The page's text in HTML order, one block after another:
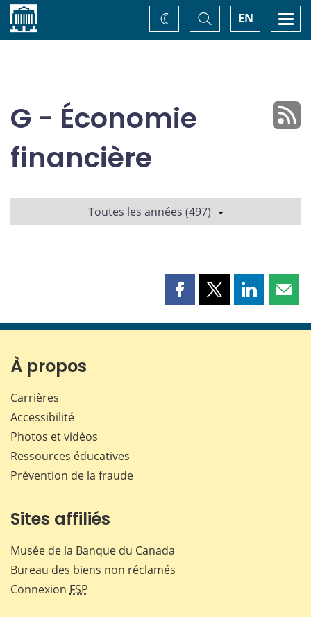
Accueil EN
Basculer
la
recherche
Changez
de
G - Économie
financière
Toutes les années (497)
Partager
page
Partager
page
Partager
page page
À propos
Carrières
Accessibilité
Photos et vidéos
Ressources éducatives
Prévention de la fraude
Sites affiliés
Musée de la Banque du Canada
Bureau des biens non réclamés
Connexion FSP